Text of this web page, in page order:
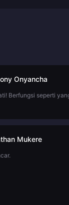
Onyancha
Berfungsi seperti
Mukere